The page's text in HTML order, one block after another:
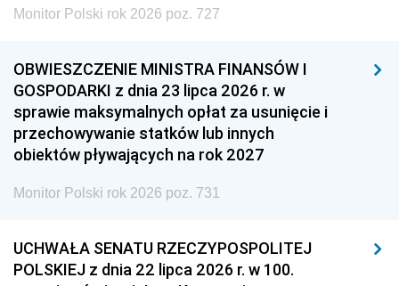
Monitor Polski rok 2026 poz. 727
OBWIESZCZENIE MINISTRA FINANSÓW I
GOSPODARKI z dnia 23 lipca 2026 r. w
sprawie maksymalnych opłat za usunięcie i
przechowywanie statków lub innych
obiektów pływających na rok 2027
Monitor Polski rok 2026 poz. 731
UCHWAŁA SENATU RZECZYPOSPOLITEJ
POLSKIEJ z dnia 22 lipca 2026 r. w 100.